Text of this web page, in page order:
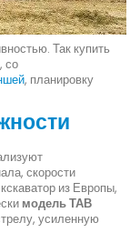
Так купить
со
, планировку
скорости
из Европы,
модель ТАВ
усиленную